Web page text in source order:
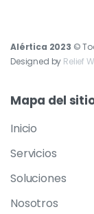
Alértica 2023 ©
Designed by Relief
Mapa del
Inicio
Servicios
Soluciones
Nosotros